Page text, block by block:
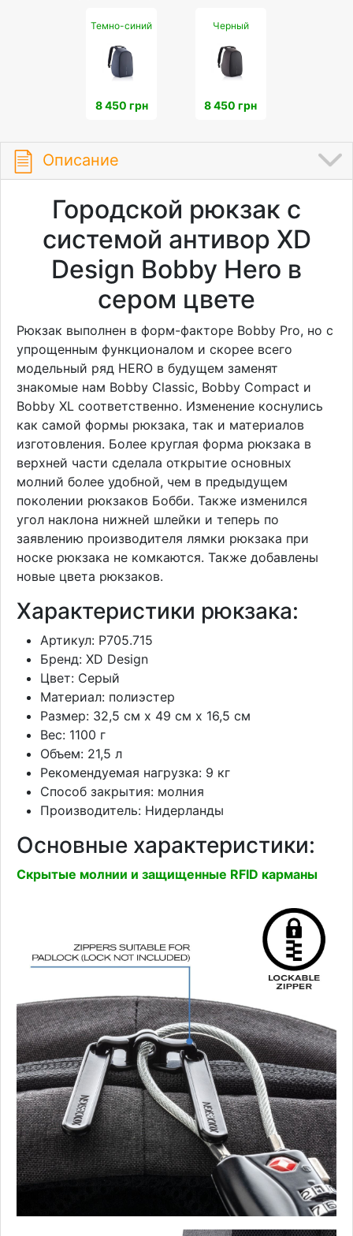
Темно-синий
8 450 грн
Черный
8 450 грн
Описание
Городской рюкзак с
системой антивор XD
Design Bobby Hero в
сером цвете
Рюкзак выполнен в форм-факторе Bobby Pro, но с
упрощенным функционалом и скорее всего
модельный ряд HERO в будущем заменят
знакомые нам Bobby Classic, Bobby Compact и
Bobby XL соответственно. Изменение коснулись
как самой формы рюкзака, так и материалов
изготовления. Более круглая форма рюкзака в
верхней части сделала открытие основных
молний более удобной, чем в предыдущем
поколении рюкзаков Бобби. Также изменился
угол наклона нижней шлейки и теперь по
заявлению производителя лямки рюкзака при
носке рюкзака не комкаются. Также добавлены
новые цвета рюкзаков.
Характеристики рюкзака:
Артикул: P705.715
Бренд: XD Design
Цвет: Серый
Материал: полиэстер
Размер: 32,5 см x 49 см x 16,5 см
Вес: 1100 г
Объем: 21,5 л
Рекомендуемая нагрузка: 9 кг
Способ закрытия: молния
Производитель: Нидерланды
Основные характеристики:
Скрытые молнии и защищенные RFID карманы